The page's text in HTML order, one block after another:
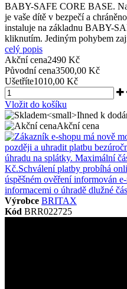
BABY-SAFE CORE BASE. Na
je vaše dítě v bezpečí a
instaluje na základnu BABY-
kliknutím. Jediným pohybem
celý popis
Akční cena2490 Kč
Původní cena3500,00 Kč
Ušetříte1010,00 Kč
Vložit do košíku
Akční cena
Výrobce BRITAX
Kód BRR022725